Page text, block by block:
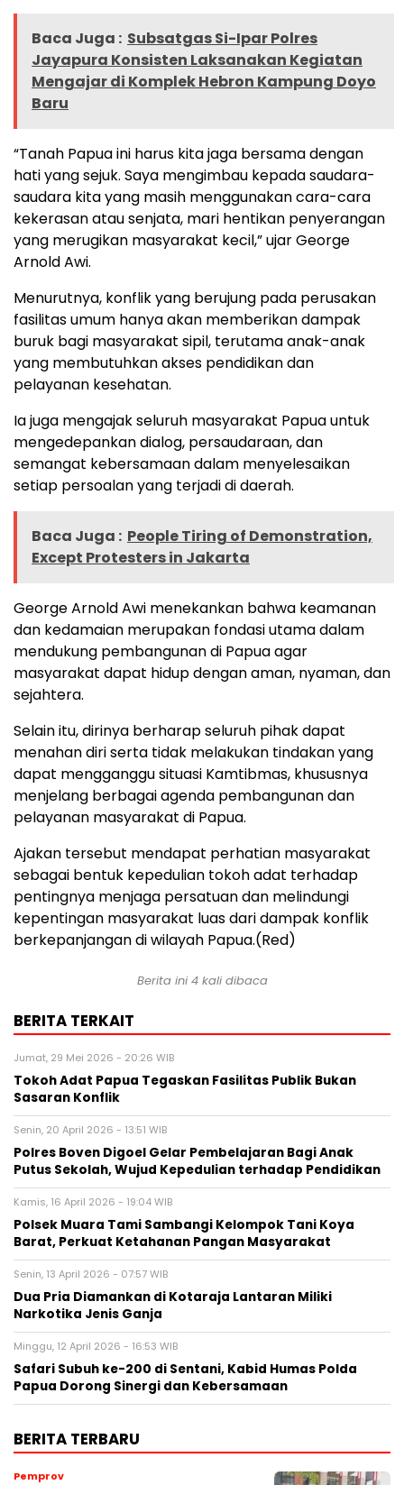
Baca Juga : Subsatgas Si-Ipar Polres
Jayapura Konsisten Laksanakan Kegiatan
Mengajar di Komplek Hebron Kampung Doyo
Baru
“Tanah Papua ini harus kita jaga bersama dengan
hati yang sejuk. Saya mengimbau kepada saudara-
saudara kita yang masih menggunakan cara-cara
kekerasan atau senjata, mari hentikan penyerangan
yang merugikan masyarakat kecil,” ujar George
Arnold Awi.
Menurutnya, konflik yang berujung pada perusakan
fasilitas umum hanya akan memberikan dampak
buruk bagi masyarakat sipil, terutama anak-anak
yang membutuhkan akses pendidikan dan
pelayanan kesehatan.
Ia juga mengajak seluruh masyarakat Papua untuk
mengedepankan dialog, persaudaraan, dan
semangat kebersamaan dalam menyelesaikan
setiap persoalan yang terjadi di daerah.
Baca Juga : People Tiring of Demonstration,
Except Protesters in Jakarta
George Arnold Awi menekankan bahwa keamanan
dan kedamaian merupakan fondasi utama dalam
mendukung pembangunan di Papua agar
masyarakat dapat hidup dengan aman, nyaman, dan
sejahtera.
Selain itu, dirinya berharap seluruh pihak dapat
menahan diri serta tidak melakukan tindakan yang
dapat mengganggu situasi Kamtibmas, khususnya
menjelang berbagai agenda pembangunan dan
pelayanan masyarakat di Papua.
Ajakan tersebut mendapat perhatian masyarakat
sebagai bentuk kepedulian tokoh adat terhadap
pentingnya menjaga persatuan dan melindungi
kepentingan masyarakat luas dari dampak konflik
berkepanjangan di wilayah Papua.(Red)
Berita ini 4 kali dibaca
BERITA TERKAIT
Jumat, 29 Mei 2026 - 20:26 WIB
Tokoh Adat Papua Tegaskan Fasilitas Publik Bukan
Sasaran Konflik
Senin, 20 April 2026 - 13:51 WIB
Polres Boven Digoel Gelar Pembelajaran Bagi Anak
Putus Sekolah, Wujud Kepedulian terhadap Pendidikan
Kamis, 16 April 2026 - 19:04 WIB
Polsek Muara Tami Sambangi Kelompok Tani Koya
Barat, Perkuat Ketahanan Pangan Masyarakat
Senin, 13 April 2026 - 07:57 WIB
Dua Pria Diamankan di Kotaraja Lantaran Miliki
Narkotika Jenis Ganja
Minggu, 12 April 2026 - 16:53 WIB
Safari Subuh ke-200 di Sentani, Kabid Humas Polda
Papua Dorong Sinergi dan Kebersamaan
BERITA TERBARU
Pemprov